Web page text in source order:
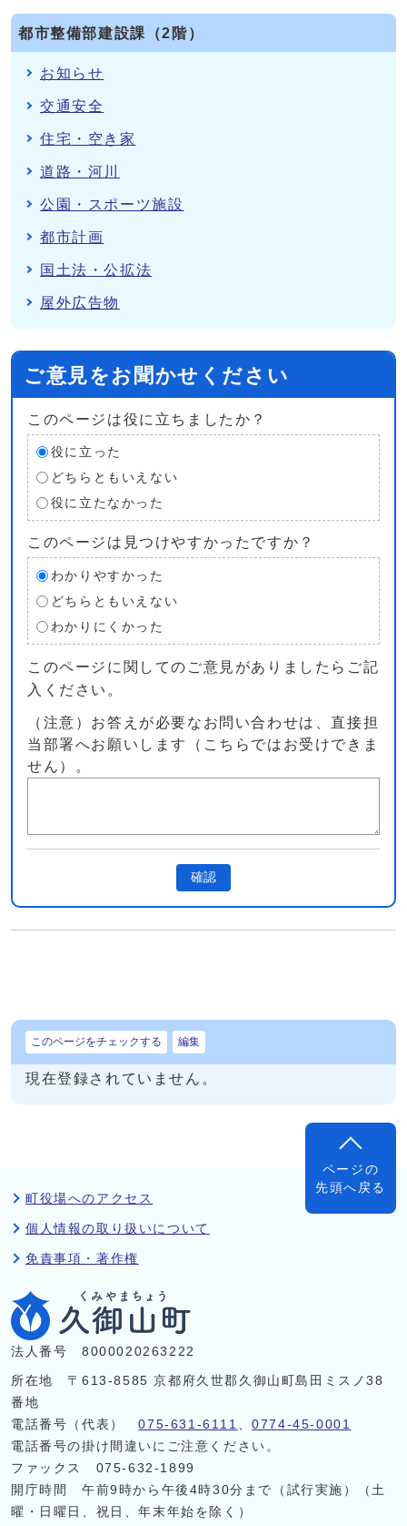
都市整備部建設課（2階）
お知らせ
交通安全
住宅・空き家
道路・河川
公園・スポーツ施設
都市計画
国土法・公拡法
屋外広告物
ご意見をお聞かせください
このページは役に立ちましたか？
役に立った
どちらともいえない
役に立たなかった
このページは見つけやすかったですか？
わかりやすかった
どちらともいえない
わかりにくかった
このページに関してのご意見がありましたらご記
入ください。
（注意）お答えが必要なお問い合わせは、直接担
当部署へお願いします（こちらではお受けできま
せん）。
確認
このページをチェックする 編集
現在登録されていません。
ページの
先頭へ戻る
町役場へのアクセス
個人情報の取り扱いについて
免責事項・著作権
法人番号 8000020263222
所在地 〒613-8585 京都府久世郡久御山町島田ミスノ38
番地
電話番号（代表）075-631-6111 、0774-45-0001
電話番号の掛け間違いにご注意ください。
ファックス 075-632-1899
開庁時間 午前9時から午後4時30分まで（試行実施）（土
曜・日曜日、祝日、年末年始を除く）